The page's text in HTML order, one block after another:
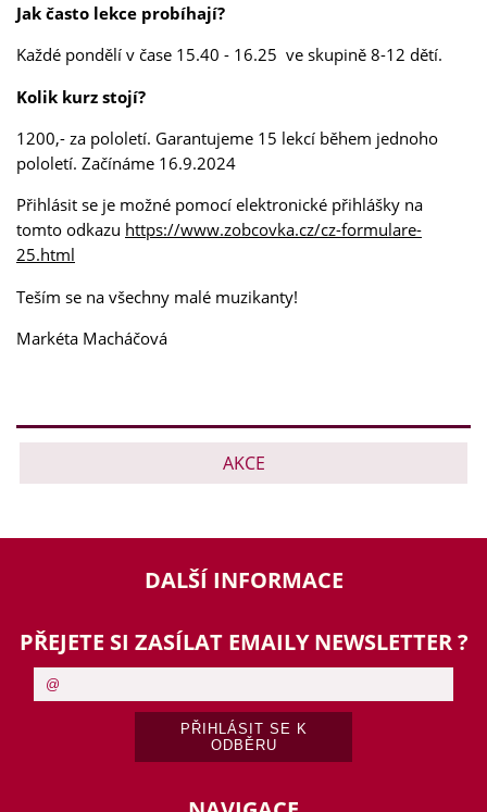
Jak často lekce probíhají?
Každé pondělí v čase 15.40 - 16.25 ve skupině 8-12 dětí.
Kolik kurz stojí?
1200,- za pololetí. Garantujeme 15 lekcí během jednoho
pololetí. Začínáme 16.9.2024
Přihlásit se je možné pomocí elektronické přihlášky na
tomto odkazu https://www.zobcovka.cz/cz-formulare-
25.html
Teším se na všechny malé muzikanty!
Markéta Macháčová
AKCE
DALŠÍ INFORMACE
PŘEJETE SI ZASÍLAT EMAILY NEWSLETTER ?